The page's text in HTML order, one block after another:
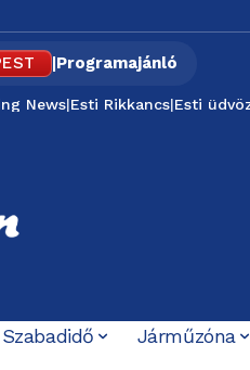
|Programajánló
News|Esti Rikkancs|Esti
Szabadidő Járműzóna